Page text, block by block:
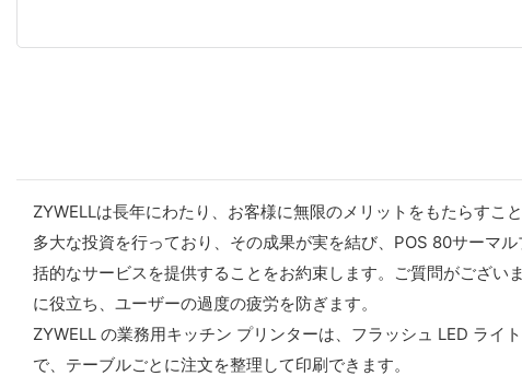
ZYWELLは長年にわたり、お客様に無限のメリットをもたらす
多大な投資を行っており、その成果が実を結び、POS 80サーマ
括的なサービスを提供することをお約束します。ご質問がござ
に役立ち、ユーザーの過度の疲労を防ぎます。
ZYWELL の業務用キッチン プリンターは、フラッシュ LED ラ
で、テーブルごとに注文を整理して印刷できます。